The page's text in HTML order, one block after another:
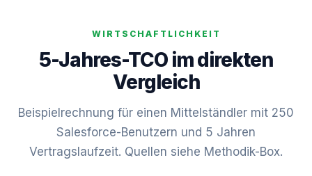
WIRTSCHAFTLICHKEIT
5-Jahres-TCO im direkten
Vergleich
Beispielrechnung für einen Mittelständler mit 250
Salesforce-Benutzern und 5 Jahren
Vertragslaufzeit. Quellen siehe Methodik-Box.